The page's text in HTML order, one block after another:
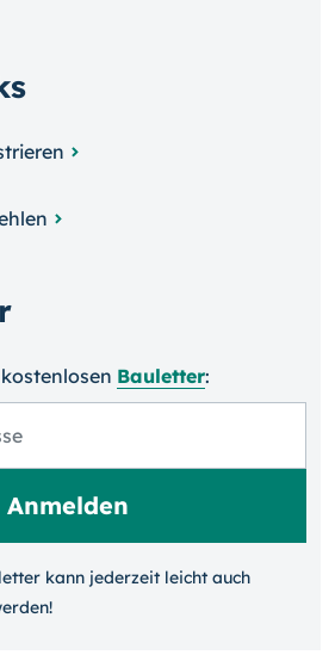
Bauletter:
kann jeder­zeit leicht auch